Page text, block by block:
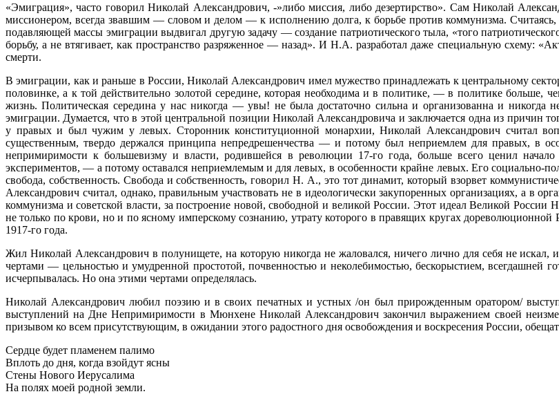
«Эмиграция», часто говорил Николай Александрович, -»либо миссия, либо дезертирство». Сам Николай
миссионером, всегда звавшим — словом и делом — к исполнению долга, к борьбе против коммунизма.
подавляющей массы эмиграции выдвигал другую задачу — создание патриотического тыла, «того
борьбу, а не втягивает, как пространство разряженное — назад». И Н.А. разработал даже специальную схему:
смерти.
В эмиграции, как и раньше в России, Николай Александрович имел мужество принадлежать к центральному
половинке, а к той действительно золотой середине, которая необходима и в политике, — в политике
жизнь. Политическая середина у нас никогда — увы! не была достаточно сильна и организованна и
эмиграции. Думается, что в этой центральной позиции Николай Александровича и заключается одна из
у правых и был чужим у левых. Сторонник конституционной монархии, Николай Александрович считал
существенным, твердо держался принципа непредрешенчества — и потому был неприемлем для правых, в
непримиримости к большевизму и власти, родившейся в революции 17-го года, больше всего ценил
экспериментов, — а потому оставался неприемлемым и для левых, в особенности крайне левых. Его социально-
свобода, собственность. Свобода и собственность, говорил Н. А., это тот динамит, который взорвет
Александрович считал, однако, правильным участвовать не в идеологически закупоренных организациях, а в
коммунизма и советской власти, за построение новой, свободной и великой России. Этот идеал Великой
не только по крови, но и по ясному имперскому сознанию, утрату которого в правящих кругах
1917-го года.
Жил Николай Александрович в полунищете, на которую никогда не жаловался, ничего лично для себя не
чертами — цельностью и умудренной простотой, почвенностью и неколебимостью, бескорыстием, всегдашней
исчерпывалась. Но она этими чертами определялась.
Николай Александрович любил поэзию и в своих печатных и устных /он был прирожденным оратором/
выступлений на Дне Непримиримости в Мюнхене Николай Александрович закончил выражением своей
призывом ко всем присутствующим, в ожидании этого радостного дня освобождения и воскресения России,
Сердце будет пламенем палимо
Вплоть до дня, когда взойдут ясны
Стены Нового Иерусалима
На полях моей родной земли.